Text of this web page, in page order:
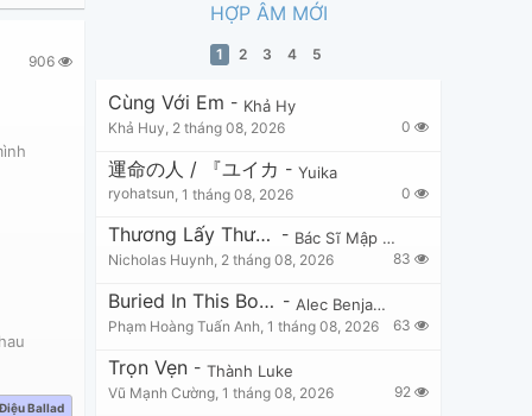
906
Điệu Ballad
HỢP ÂM MỚI
1 2 3 4 5
Cùng Với Em - Khả Hy
Khả Huy 2 tháng 08, 2026 0
運命の人 / 『ユイカ - Yuika
ryohatsun 1 tháng 08, 2026 0
Thương Lấy Thương Để - Bác Sĩ Mập Hồng
Nicholas Huynh, 2 tháng 08, 2026 83
Buried In This Body - Alec Benjamin
Phạm Hoàng Tuấn Anh 1 tháng 08, 2026 63
Trọn Vẹn - Thành Luke
Vũ Mạnh Cường 1 tháng 08, 2026 92